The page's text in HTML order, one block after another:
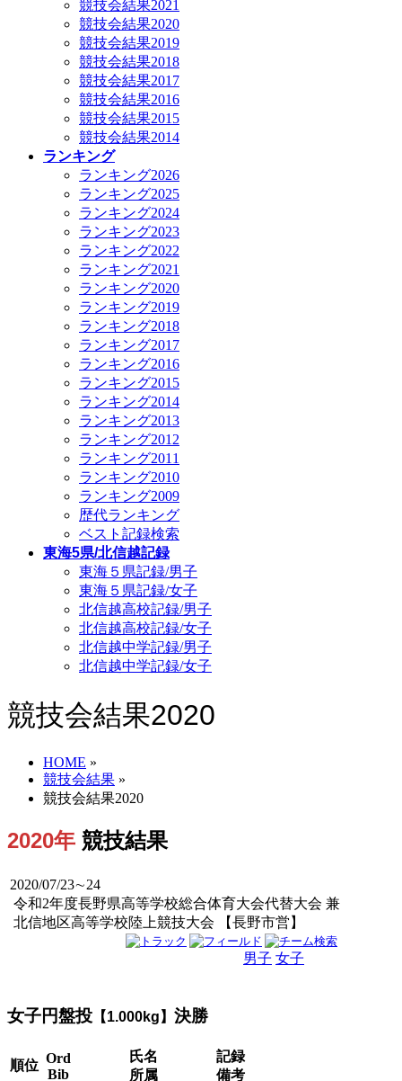
競技会結果2021
競技会結果2020
競技会結果2019
競技会結果2018
競技会結果2017
競技会結果2016
競技会結果2015
競技会結果2014
ランキング
ランキング2026
ランキング2025
ランキング2024
ランキング2023
ランキング2022
ランキング2021
ランキング2020
ランキング2019
ランキング2018
ランキング2017
ランキング2016
ランキング2015
ランキング2014
ランキング2013
ランキング2012
ランキング2011
ランキング2010
ランキング2009
歴代ランキング
ベスト記録検索
東海5県/北信越記録
東海５県記録/男子
東海５県記録/女子
北信越高校記録/男子
北信越高校記録/女子
北信越中学記録/男子
北信越中学記録/女子
競技会結果2020
HOME »
競技会結果 »
競技会結果2020
2020年 競技結果
2020/07/23∼24
令和2年度長野県高等学校総合体育大会代替大会 兼
北信地区高等学校陸上競技大会 【長野市営】
男子 女子
女子円盤投 【1.000kg】 決勝
順位 Ord
Bib
氏名
所属
記録
備考